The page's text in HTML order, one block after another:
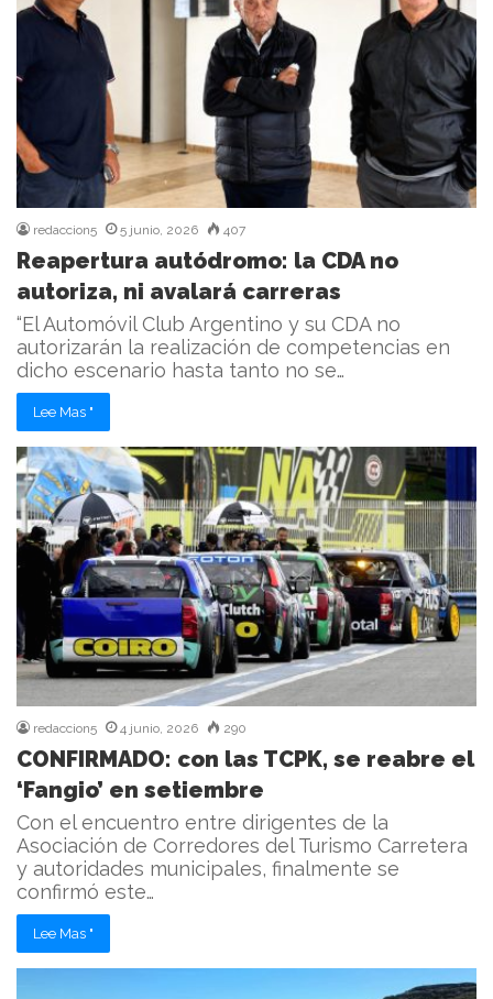
redaccion5 5 junio, 2026 407
Reapertura autódromo: la CDA no
autoriza, ni avalará carreras
“El Automóvil Club Argentino y su CDA no
autorizarán la realización de competencias en
dicho escenario hasta tanto no se…
Lee Mas "
redaccion5 4 junio, 2026 290
CONFIRMADO: con las TCPK, se reabre el
‘Fangio’ en setiembre
Con el encuentro entre dirigentes de la
Asociación de Corredores del Turismo Carretera
y autoridades municipales, finalmente se
confirmó este…
Lee Mas "